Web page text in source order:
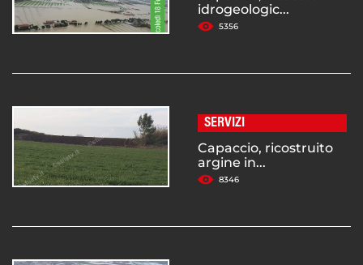
idrogeologic...
5356
SERVIZI
Capaccio, ricostruito
argine in...
8346